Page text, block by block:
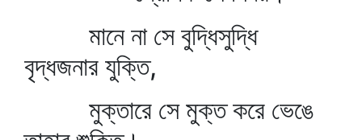
মানে না সে বুদ্ধিসুদ্ধি
বৃদ্ধজনার যুক্তি,
মুক্তারে সে মুক্ত করে ভেঙে